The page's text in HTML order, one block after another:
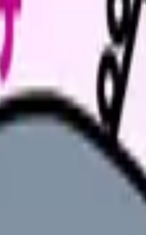
公的機関・勤務先・各サービス公式